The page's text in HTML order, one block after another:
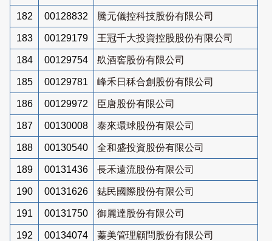
182 00128832 騰元儀控科技股份有限公司
183 00129179 王冠千大投資控股股份有限公司
184 00129754 镹酒窖股份有限公司
185 00129781 峰禾日秝合創股份有限公司
186 00129972 臣唐股份有限公司
187 00130008 泰來環球股份有限公司
188 00130540 全和盛投資股份有限公司
189 00131436 長禾遠流股份有限公司
190 00131626 鋕民國際股份有限公司
191 00131750 御麗達股份有限公司
192 00134074 蓁美管理顧問股份有限公司